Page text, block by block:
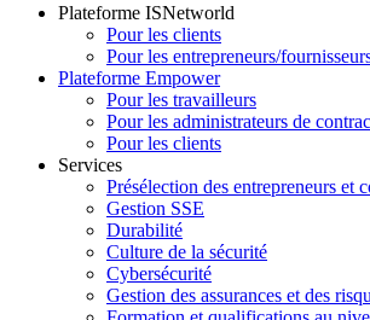
Plateforme ISNetworld
Pour les clients
Pour les entrepreneurs/
Plateforme Empower
Pour les travailleurs
Pour les administrateurs de
Pour les clients
Services
Présélection des entrepreneurs et
Gestion SSE
Durabilité
Culture de la sécurité
Cybersécurité
Gestion des assurances et des